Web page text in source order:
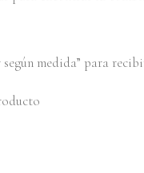
medida” para